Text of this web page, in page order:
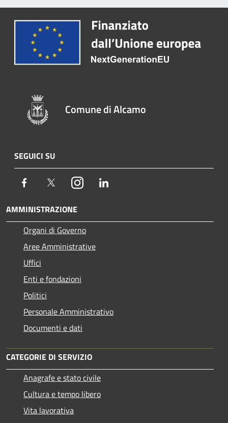
Comune di Alcamo
SEGUICI SU
Facebook TwitterInstagram
AMMINISTRAZIONE
Organi di Governo
Aree Amministrative
Uffici
Enti e fondazioni
Politici
Personale Amministrativo
Documenti e dati
CATEGORIE DI SERVIZIO
Anagrafe e stato civile
Cultura e tempo libero
Vita lavorativa